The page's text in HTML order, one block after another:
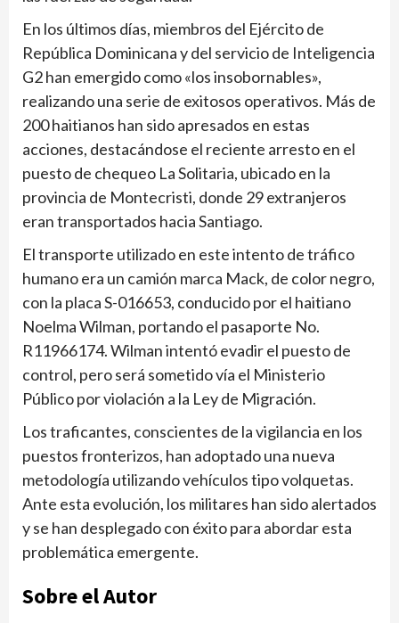
En los últimos días, miembros del Ejército de
República Dominicana y del servicio de Inteligencia
G2 han emergido como «los insobornables»,
realizando una serie de exitosos operativos. Más de
200 haitianos han sido apresados en estas
acciones, destacándose el reciente arresto en el
puesto de chequeo La Solitaria, ubicado en la
provincia de Montecristi, donde 29 extranjeros
eran transportados hacia Santiago.
El transporte utilizado en este intento de tráfico
humano era un camión marca Mack, de color negro,
con la placa S-016653, conducido por el haitiano
Noelma Wilman, portando el pasaporte No.
R11966174. Wilman intentó evadir el puesto de
control, pero será sometido vía el Ministerio
Público por violación a la Ley de Migración.
Los traficantes, conscientes de la vigilancia en los
puestos fronterizos, han adoptado una nueva
metodología utilizando vehículos tipo volquetas.
Ante esta evolución, los militares han sido alertados
y se han desplegado con éxito para abordar esta
problemática emergente.
Sobre el Autor